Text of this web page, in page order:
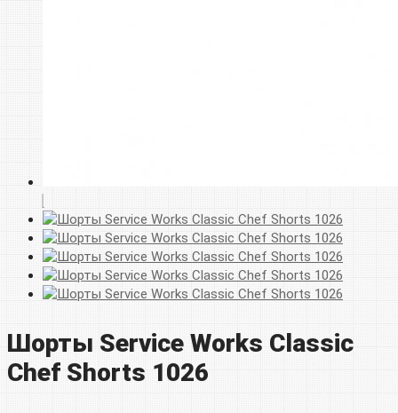
Шорты Service Works Classic
Chef Shorts 1026